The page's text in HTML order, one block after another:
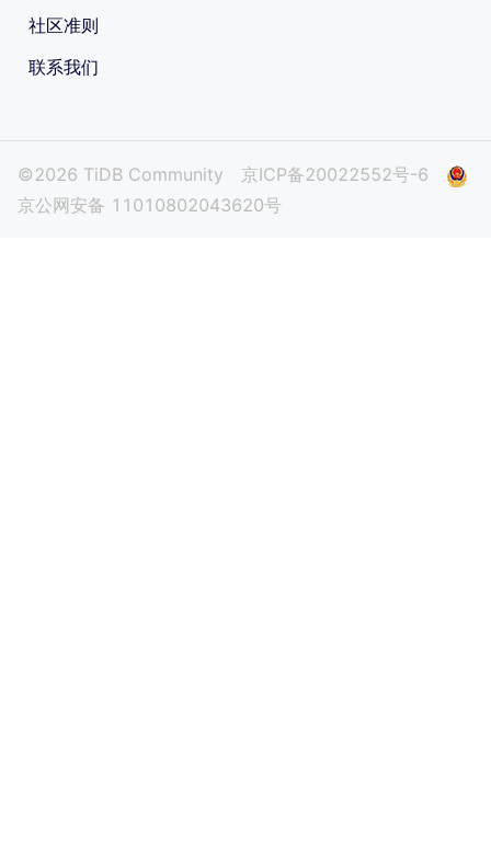
社区准则
联系我们
©2026 TiDB Community
京ICP备20022552号-6
京公网安备 11010802043620号